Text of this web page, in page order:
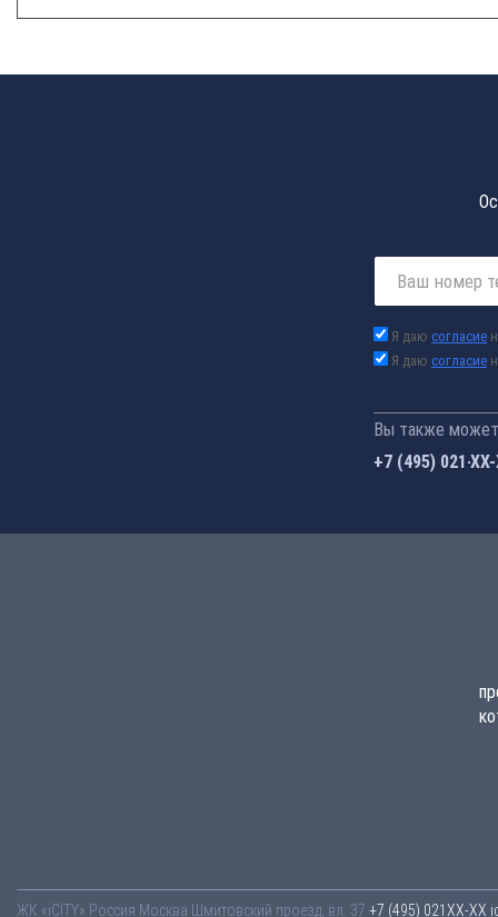
Я даю согласие
Я даю согласие
Вы также
+7 (495) 021-
ЖК «iCITY» Россия Москва Шмитовский проезд, вл. 37 +7 (495) 021-41-76